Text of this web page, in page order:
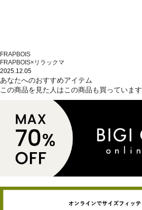
FRAPBOIS
FRAPBOIS×リラックマ
2025.12.05
あなたへのおすすめアイテム
この商品を見た人はこの商品も買っています